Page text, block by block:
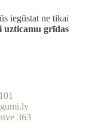
iegūstat ne tikai
uzticamu grīdas
363